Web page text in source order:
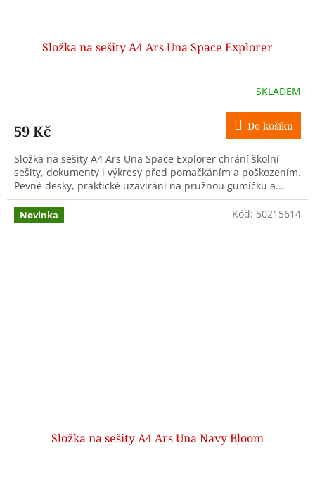
Složka na sešity A4 Ars Una Space Explorer
SKLADEM
59 Kč Do košíku
Složka na sešity A4 Ars Una Space Explorer chrání školní
sešity, dokumenty i výkresy před pomačkáním a poškozením.
Pevné desky, praktické uzavírání na pružnou gumičku a...
Novinka
Složka na sešity A4 Ars Una Navy Bloom
Kód: 50215614